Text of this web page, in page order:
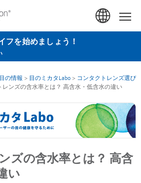
フを始めましょう！
の情報 > 目のミカタLabo > コンタクトレンズ選び
レンズの含水率とは？ 高含水・低含水の違い
ズの含水率とは？ 高含
い